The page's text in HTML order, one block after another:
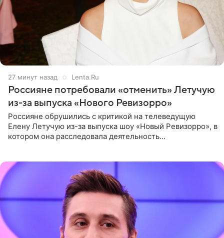
27 минут назад Lenta.Ru
Россияне потребовали «отменить» Летучую
из-за выпуска «Нового Ревизорро»
Россияне обрушились с критикой на телеведущую
Елену Летучую из-за выпуска шоу «Новый Ревизорро», в
котором она расследовала деятельность